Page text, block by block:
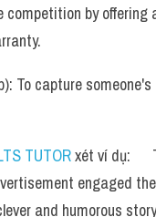
competition by offering
To capture
TUTOR xét ví dụ:
engaged
and humorous